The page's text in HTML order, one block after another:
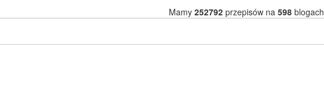
Mamy 252792przepisów na 598